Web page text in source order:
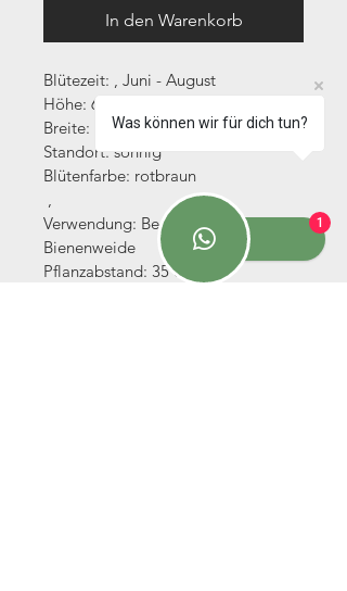
In den Warenkorb
Blütezeit: , Juni - August
Höhe: 60-80 cm
Breite: 40-50 cm
Standort: sonnig
Blütenfarbe: rotbraun
,
Verwendung: Beet, Freifläche,
Bienenweide
Pflanzabstand: 35 cm
Was können wir für dich tun?
1